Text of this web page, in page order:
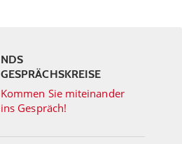
NDS
GESPRÄCHSKREISE
Kommen Sie miteinander
ins Gespräch!